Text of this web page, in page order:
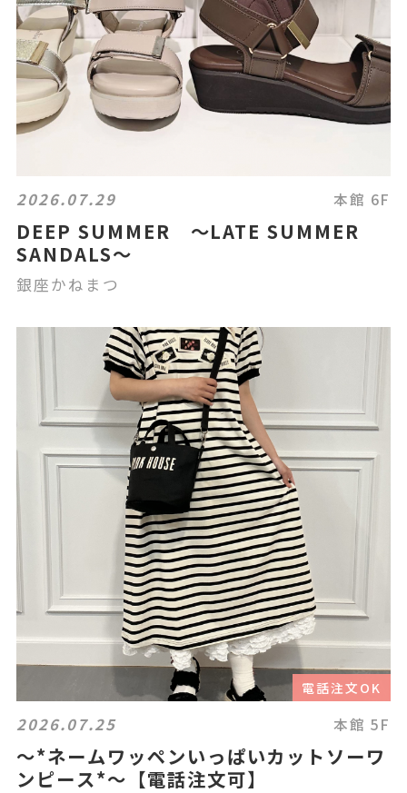
2026.07.29 本館 6F
DEEP SUMMER ～LATE SUMMER
SANDALS～
銀座かねまつ
電話注文OK
2026.07.25 本館 5F
〜*ネームワッペンいっぱいカットソーワ
ンピース*〜【電話注文可】